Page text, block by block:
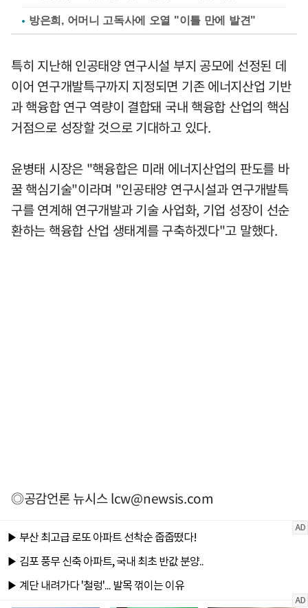
방은희, 어머니 고독사에 오열 "이틀 만에 발견"
특히 지난해 인공태양 연구시설 부지 공모에 선정된 데
이어 연구개발특구까지 지정되면 기존 에너지산업 기반
과 핵융합 연구 역량이 결합돼 국내 핵융합 산업의 핵심
거점으로 성장할 것으로 기대하고 있다.
윤병태 시장은 "핵융합은 미래 에너지산업의 판도를 바
꿀 핵심기술"이라며 "인공태양 연구시설과 연구개발특
구를 연계해 연구개발과 기술 사업화, 기업 성장이 선순
환하는 핵융합 산업 생태계를 구축하겠다"고 말했다.
◎공감언론 뉴시스lcw@newsis.com